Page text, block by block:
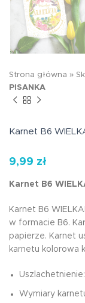
Strona główna »
PISANKA
Karnet B6
9,99 zł
Karnet B6
Karnet B6
w formacie B6.
papierze. Karnet
karnetu kolorowa
Wymiary